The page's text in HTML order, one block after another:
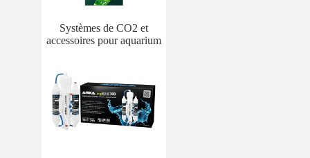
Systèmes de CO2 et
accessoires pour aquarium